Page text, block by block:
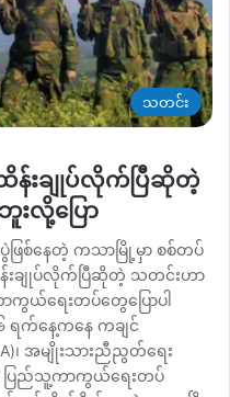
သတင်း
းချုပ်လိုက်ပြီဆိုတဲ့
လို့ပြော
ြစ်နေတဲ့ ကသာမြို့မှာ စစ်တပ်
ချုပ်လိုက်ပြီဆိုတဲ့ သတင်းဟာ
ယ်ရေးတပ်တွေပြောပါ
ရက်နေ့ကနေ ကချင်
၊ အမျိုးသားညီညွတ်ရေး
ပြည်သူ့ကာကွယ်ရေးတပ်